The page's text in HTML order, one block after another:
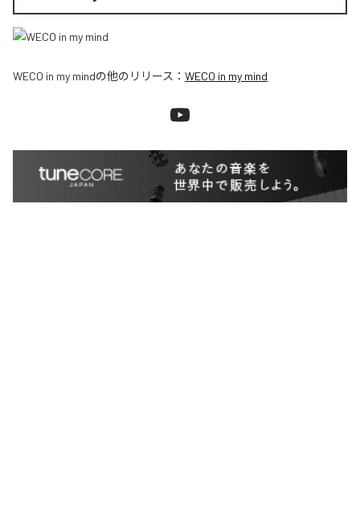
WECO in my mindの他のリリース： WECO in my mind